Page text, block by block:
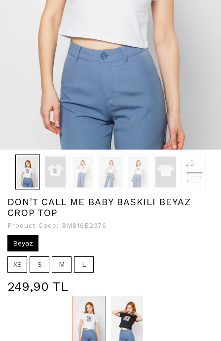
DON'T CALL ME BABY BASKILI BEYAZ
CROP TOP
Product Code: BM816E2376
Beyaz
XS S M L
249,90 TL